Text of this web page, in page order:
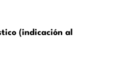
(indicación al